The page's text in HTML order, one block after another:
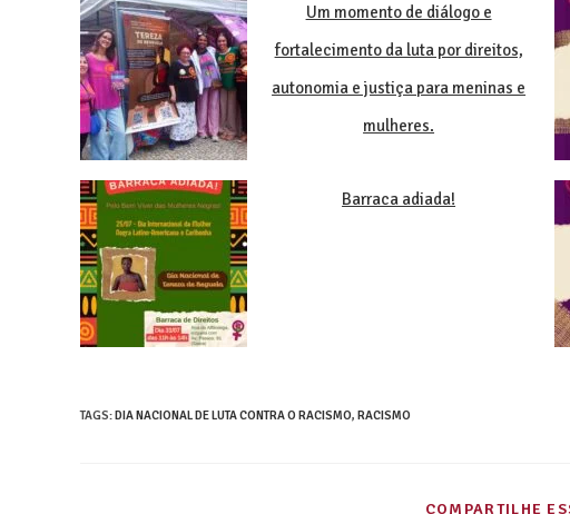
Um momento de diálogo e
fortalecimento da luta por direitos,
autonomia e justiça para meninas e
mulheres.
Barraca adiada!
TAGS:DIA NACIONAL DE LUTA CONTRA O RACISMO, RACISMO
COMPARTILHE